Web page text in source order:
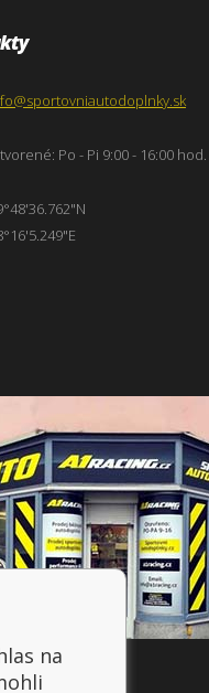
Po - Pi 9:00 - 16:00 hod.
na